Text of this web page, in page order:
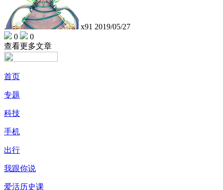
x91 2019/05/27
0
0
查看更多文章
首页
专题
科技
手机
出行
我跟你说
爱活历史课